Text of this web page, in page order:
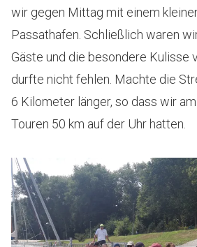
wir gegen Mittag mit einem
Passathafen. Schließlich waren
Gäste und die besondere Kulisse
durfte nicht fehlen. Machte die
6 Kilometer länger, so dass wir
Touren 50 km auf der Uhr hatten.